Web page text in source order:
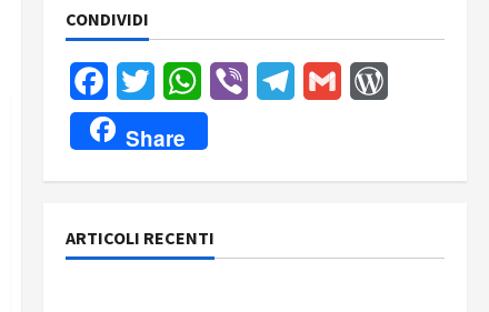
CONDIVIDI
FacebookTwitter WhatsApp
Viber TelegramGmail
Share
ARTICOLI RECENTI